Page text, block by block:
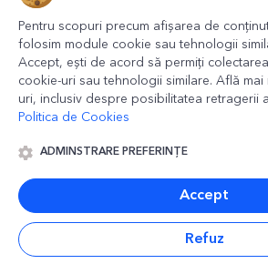
Plată rapidă prin
© 2016-2026 StarGift Romania,
contact@stargift.ro
www.stargift.ro
, cod fiscal
Pentru scopuri precum afișarea de
folosim module cookie sau tehnologii
Accept, ești de acord să permiți
cookie-uri sau tehnologii similare. Află
uri, inclusiv despre posibilitatea retragerii
Politica de Cookies
ADMINSTRARE PREFERINȚE
Accept
Refuz